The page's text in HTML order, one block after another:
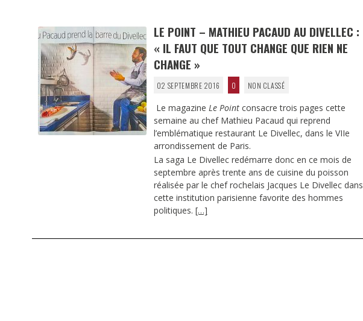
LE POINT – MATHIEU PACAUD AU DIVELLEC :
« IL FAUT QUE TOUT CHANGE QUE RIEN NE
CHANGE »
02 SEPTEMBRE 2016 0 NON CLASSÉ
Le magazine Le Pointconsacre trois pages cette
semaine au chef Mathieu Pacaud qui reprend
l’emblématique restaurant Le Divellec, dans le VIIe
arrondissement de Paris.
La saga Le Divellec redémarre donc en ce mois de
septembre après trente ans de cuisine du poisson
réalisée par le chef rochelais Jacques Le Divellec dans
cette institution parisienne favorite des hommes
politiques. […]